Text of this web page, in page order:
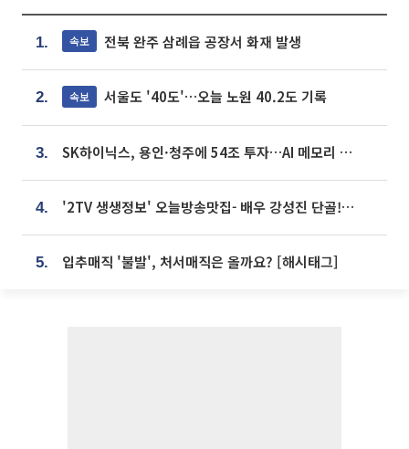
1. 속보 전북 완주 삼례읍 공장서 화재 발생
2. 속보 서울도 '40도'…오늘 노원 40.2도 기록
3. SK하이닉스, 용인·청주에 54조 투자…AI 메모리 생산기지 키운다
4. '2TV 생생정보' 오늘방송맛집- 배우 강성진 단골! 쌀국수ㆍ푸팟퐁 커리 맛집 '블○○○'
5. 입추매직 '불발', 처서매직은 올까요? [해시태그]